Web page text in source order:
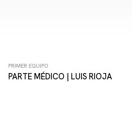
PRIMER EQUIPO
PARTE MÉDICO | LUIS RIOJA